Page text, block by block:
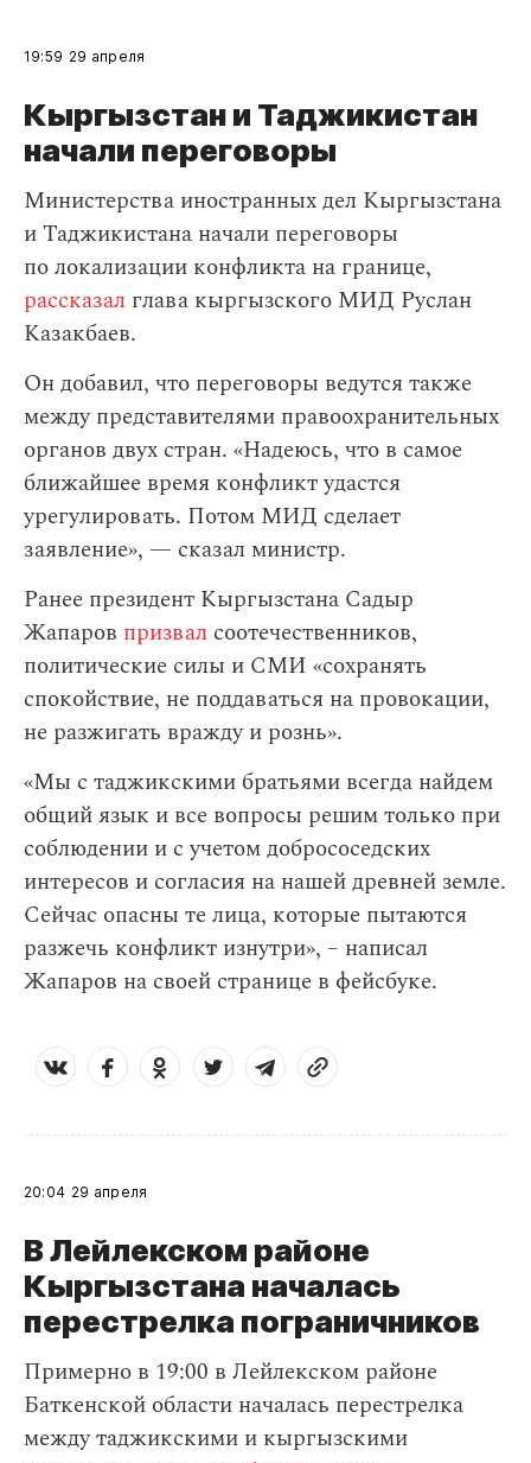
19:59 29 апреля
Кыргызстан и Таджикистан
начали переговоры
Министерства иностранных дел Кыргызстана
и Таджикистана начали переговоры
по локализации конфликта на границе,
рассказал глава кыргызского МИД Руслан
Казакбаев.
Он добавил, что переговоры ведутся также
между представителями правоохранительных
органов двух стран. «Надеюсь, что в самое
ближайшее время конфликт удастся
урегулировать. Потом МИД сделает
заявление», — сказал министр.
Ранее президент Кыргызстана Садыр
Жапаров призвал соотечественников,
политические силы и СМИ «сохранять
спокойствие, не поддаваться на провокации,
не разжигать вражду и рознь».
«Мы с таджикскими братьями всегда найдем
общий язык и все вопросы решим только при
соблюдении и с учетом добрососедских
интересов и согласия на нашей древней земле.
Сейчас опасны те лица, которые пытаются
разжечь конфликт изнутри», – написал
Жапаров на своей странице в фейсбуке.
20:04 29 апреля
В Лейлекском районе
Кыргызстана началась
перестрелка пограничников
Примерно в 19:00 в Лейлекском районе
Баткенской области началась перестрелка
между таджикскими и кыргызскими